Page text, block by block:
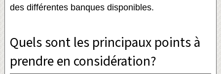
des différentes banques disponibles.
Quels sont les principaux points à
prendre en considération?